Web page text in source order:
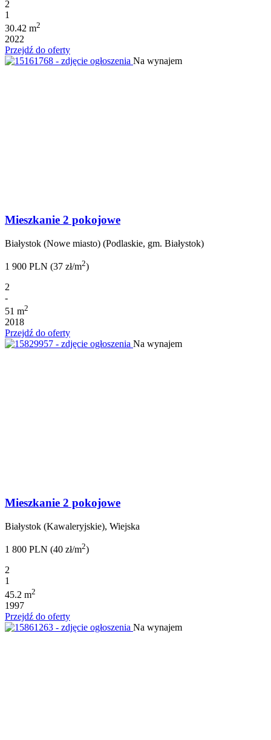
2
1
30.42 m2
2022
Przejdź do oferty
Na wynajem
Mieszkanie 2 pokojowe
Białystok (Nowe miasto) (Podlaskie, gm. Białystok)
1 900 PLN (37 zł/m2)
2
-
51 m2
2018
Przejdź do oferty
Na wynajem
Mieszkanie 2 pokojowe
Białystok (Kawaleryjskie), Wiejska
1 800 PLN (40 zł/m2)
2
1
45.2 m2
1997
Przejdź do oferty
Na wynajem